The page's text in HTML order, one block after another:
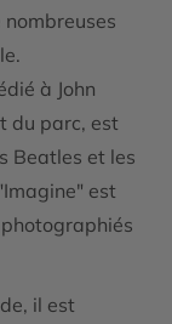
à John
du parc, est
Beatles et les
est
il est